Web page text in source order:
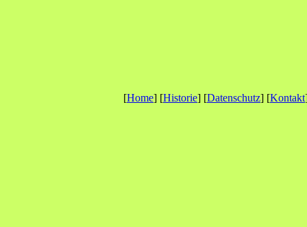
[Home] [Historie] [Datenschutz] [Kontakt